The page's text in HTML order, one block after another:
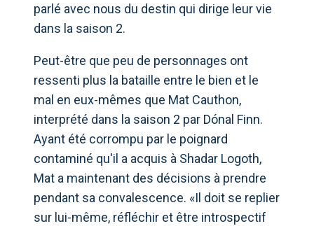
parlé avec nous du destin qui dirige leur vie
dans la saison 2.
Peut-être que peu de personnages ont
ressenti plus la bataille entre le bien et le
mal en eux-mêmes que Mat Cauthon,
interprété dans la saison 2 par Dónal Finn.
Ayant été corrompu par le poignard
contaminé qu'il a acquis à Shadar Logoth,
Mat a maintenant des décisions à prendre
pendant sa convalescence. «Il doit se replier
sur lui-même, réfléchir et être introspectif